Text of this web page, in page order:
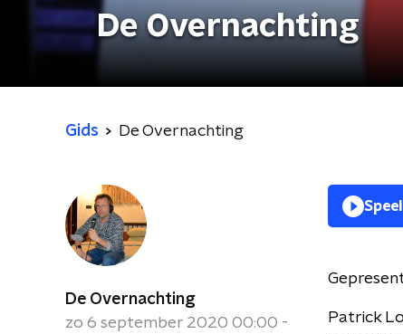
De Overnachting
Gids De Overnachting
De Overnachting
zo 6 september 2020 00:00 -
Patrick